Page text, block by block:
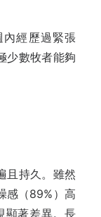
經歷過緊張
少數牧者能夠
且持久。雖然
感（89%）高
顯著差異。長